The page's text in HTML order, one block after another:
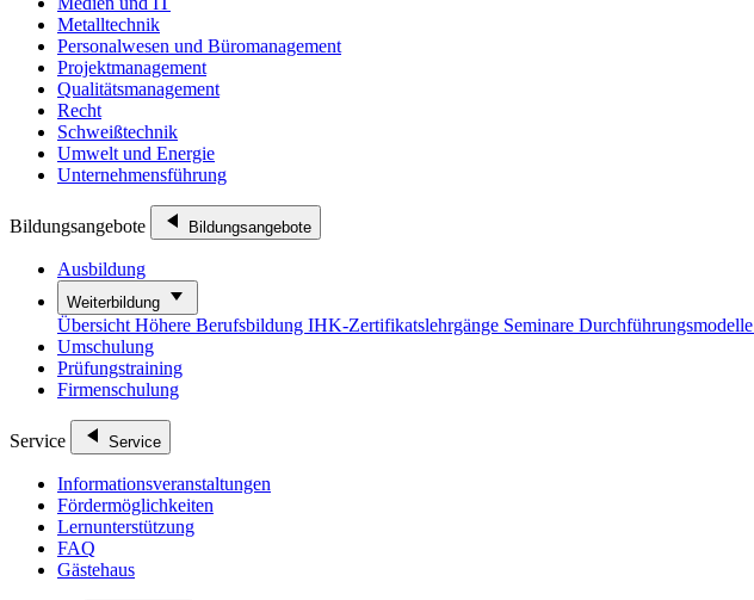
Metalltechnik
Personalwesen und Büromanagement
Projektmanagement
Qualitätsmanagement
Recht
Schweißtechnik
Umwelt und Energie
Unternehmensführung
Bildungsangebote Bildungsangebote
Ausbildung
Weiterbildung
Übersicht Höhere Berufsbildung IHK-Zertifikatslehrgänge Seminare Durchführungsmodelle
Umschulung
Prüfungstraining
Firmenschulung
Service Service
Informationsveranstaltungen
Fördermöglichkeiten
Lernunterstützung
FAQ
Gästehaus